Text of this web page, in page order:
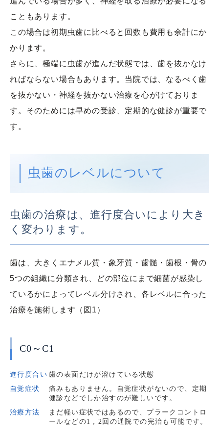
こともあります。
この場合は初期虫歯に比べると回数も費用も余計にか
かります。
さらに、極端に虫歯が進んだ状態では、歯を抜かなけ
ればならない場合もあります。当院では、なるべく歯
を抜かない・神経を抜かない治療を心がけておりま
す。そのためには早めの受診、定期的な健診が重要で
す。
虫歯のレベルについて
虫歯の治療は、進行度合いにより大き
く変わります。
歯は、大きくエナメル質・象牙質・歯髄・歯根・骨の
5つの組織に分類され、どの部位にまで細菌が感染し
ているかによってレベル分けされ、各レベルに合った
治療を施術します（図1）
C0～C1
進行度合い 歯の表面だけが溶けている状態
自覚症状
痛みもありません。自覚症状がないので、定期
健診などでしか治すのが難しいです。
治療方法
まだ軽い症状ではあるので、プラークコントロ
ールなどの1，2回の通院での完治も可能です。